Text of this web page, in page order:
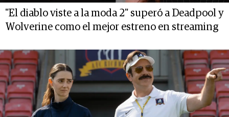
"El diablo viste a la moda 2" superó a Deadpool y
Wolverine como el mejor estreno en streaming